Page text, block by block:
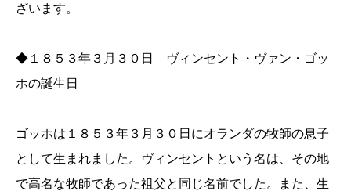
ざいます。
◆１８５３年３月３０日 ヴィンセント・ヴァン・ゴッ
ホの誕生日
ゴッホは１８５３年３月３０日にオランダの牧師の息子
として生まれました。ヴィンセントという名は、その地
で高名な牧師であった祖父と同じ名前でした。また、生